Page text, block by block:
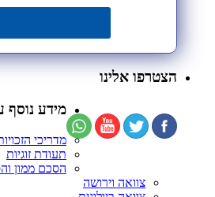
הצטרפו אלינו
מידע נוסף
מדריכי
תעודת זוגיות
הסכם ממון
צוואה וירושה